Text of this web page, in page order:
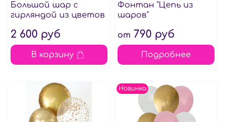
Большой шар с
гирляндой из цветов
2 600 руб
В корзину
Фонтан "Цепь из
шаров"
от 790 руб
Подробнее
Новинка